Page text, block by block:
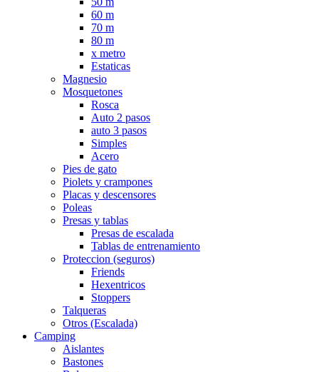
60 m
70 m
80 m
x metro
Estaticas
Magnesio
Mosquetones
Rosca
Auto 2 pasos
auto 3 pasos
Simples
Acero
Pies de gato
Piolets y crampones
Placas y descensores
Poleas
Presas y tablas
Presas de escalada
Tablas de entrenamiento
Proteccion (seguros)
Friends
Hexentricos
Stoppers
Talqueras
Otros (Escalada)
Camping
Aislantes
Bastones